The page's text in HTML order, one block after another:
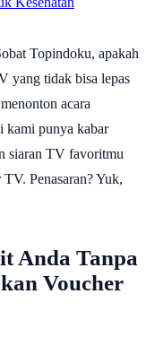
Topindoku, apakah
yang tidak bisa lepas
acara
kami punya kabar
siaran TV favoritmu
Penasaran? Yuk,
Anda Tanpa
Voucher